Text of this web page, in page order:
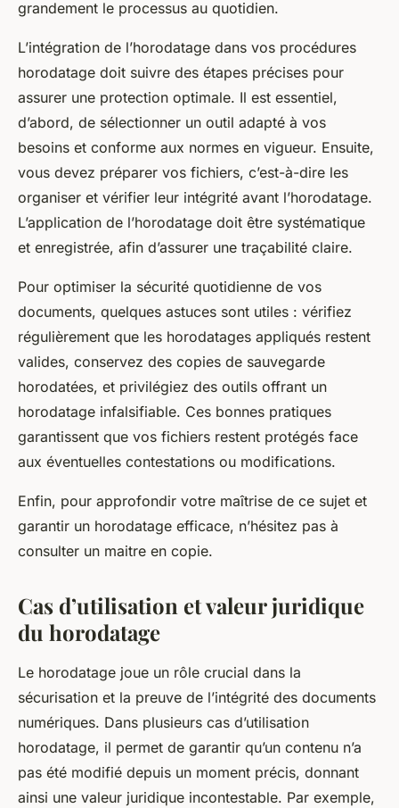
grandement le processus au quotidien.
L’intégration de l’horodatage dans vos procédures
horodatage doit suivre des étapes précises pour
assurer une protection optimale. Il est essentiel,
d’abord, de sélectionner un outil adapté à vos
besoins et conforme aux normes en vigueur. Ensuite,
vous devez préparer vos fichiers, c’est-à-dire les
organiser et vérifier leur intégrité avant l’horodatage.
L’application de l’horodatage doit être systématique
et enregistrée, afin d’assurer une traçabilité claire.
Pour optimiser la sécurité quotidienne de vos
documents, quelques astuces sont utiles : vérifiez
régulièrement que les horodatages appliqués restent
valides, conservez des copies de sauvegarde
horodatées, et privilégiez des outils offrant un
horodatage infalsifiable. Ces bonnes pratiques
garantissent que vos fichiers restent protégés face
aux éventuelles contestations ou modifications.
Enfin, pour approfondir votre maîtrise de ce sujet et
garantir un horodatage efficace, n’hésitez pas à
consulter un maitre en copie.
Cas d’utilisation et valeur juridique
du horodatage
Le horodatage joue un rôle crucial dans la
sécurisation et la preuve de l’intégrité des documents
numériques. Dans plusieurs cas d’utilisation
horodatage, il permet de garantir qu’un contenu n’a
pas été modifié depuis un moment précis, donnant
ainsi une valeur juridique incontestable. Par exemple,